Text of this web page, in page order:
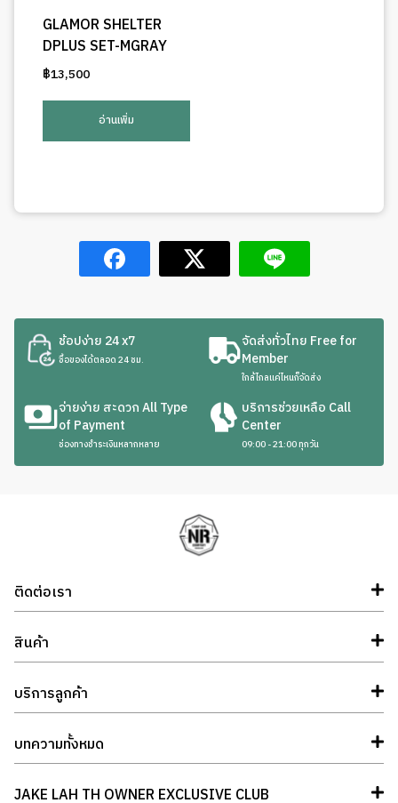
GLAMOR SHELTER
DPLUS SET-MGRAY
฿13,500
อ่านเพิ่ม
ช้อปง่าย 24 x7
ซื้อของได้ตลอด 24 ชม.
จัดส่งทั่วไทย Free for
Member
ใกล้ไกลแค่ไหนก็จัดส่ง
จ่ายง่าย สะดวก All Type
of Payment
ช่องทางชำระเงินหลากหลาย
บริการช่วยเหลือ Call
Center
09:00 - 21:00 ทุกวัน
ติดต่อเรา
สินค้า
บริการลูกค้า
บทความทั้งหมด
JAKE LAH TH OWNER EXCLUSIVE CLUB